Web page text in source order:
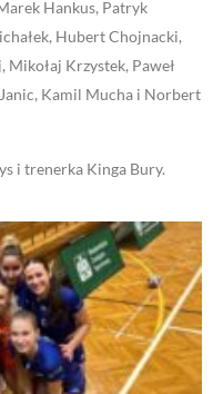
Hankus, Patryk
Hubert Chojnacki,
Mikołaj Krzystek, Paweł
Kamil Mucha i Norbert
i trenerka Kinga Bury.